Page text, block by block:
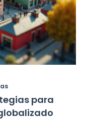
para